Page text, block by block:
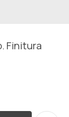
Finitura